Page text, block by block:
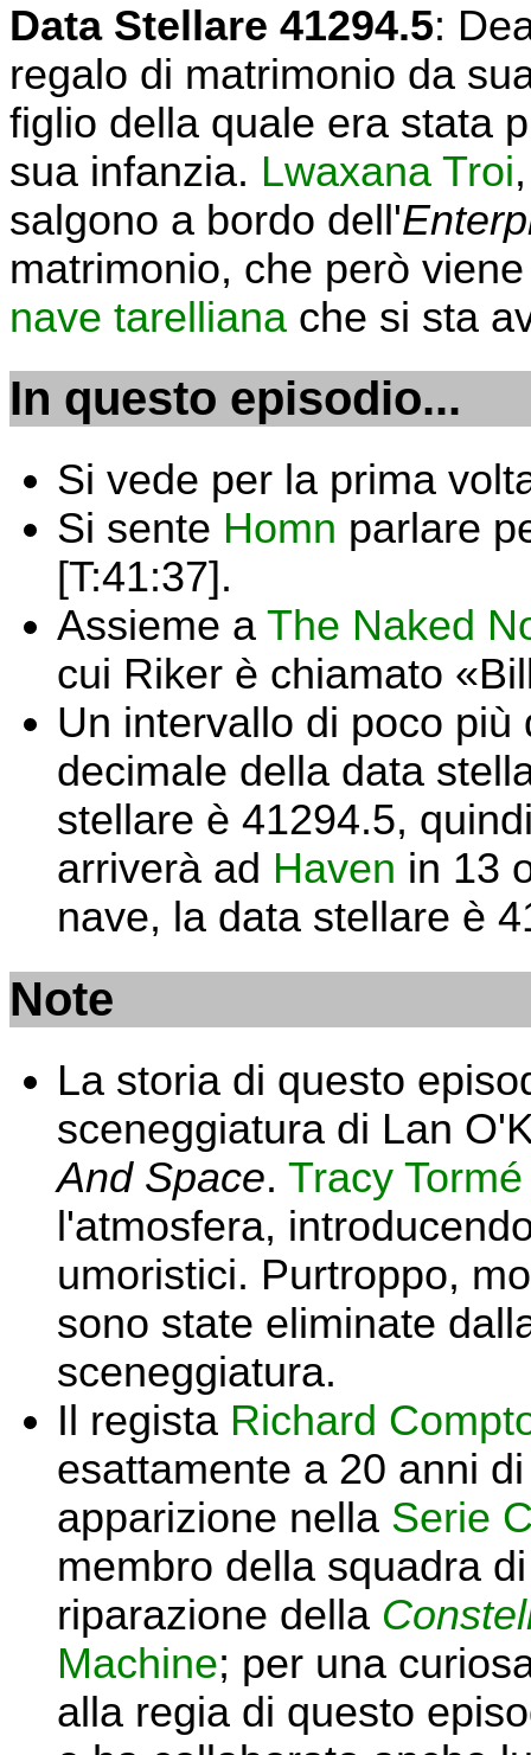
Data Stellare 41294.5:
regalo di matrimonio da
figlio della quale era stata
sua infanzia. Lwaxana Troi
salgono a bordo dell'
matrimonio, che però
nave tarelliana che si sta
In questo episodio...
Si vede per la prima
Si sente Homn parlare
[T:41:37].
Assieme a The Naked
cui Riker è chiamato
Un intervallo di poco
decimale della data
stellare è 41294.5,
arriverà ad Haven in 13
nave, la data stellare è
Note
La storia di questo
sceneggiatura di Lan
And Space. Tracy Tormé
l'atmosfera,
umoristici. Purtroppo,
sono state eliminate
sceneggiatura.
Il regista Richard
esattamente a 20 anni
apparizione nella Serie
membro della squadra
riparazione della
Machine; per una
alla regia di questo